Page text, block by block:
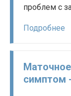
проблем с
Подробнее
симптом